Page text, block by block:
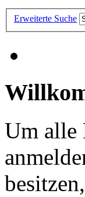
Erweiterte Suche
Um alle